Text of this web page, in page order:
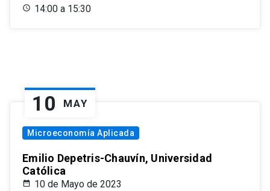
14:00 a 15:30
10 MAY
Microeconomía Aplicada
Emilio Depetris-Chauvín, Universidad
Católica
10 de Mayo de 2023